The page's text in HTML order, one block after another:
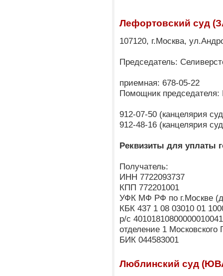
Лефортовский суд
107120, г.Москва,
Председатель:
приемная: 678-05-22
Помощник
912-07-50 (канцелярия
912-48-16 (канцелярия
Реквизиты для уплаты
Получатель:
ИНН 7722093737
КПП 772201001
УФК МФ РФ по г.Москве
КБК 437 1 08 03010 01
р/с 40101810800000010041
отделение 1
БИК 044583001
Люблинский суд